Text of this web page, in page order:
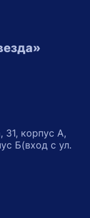
31, корпус А,
Б(вход с ул.